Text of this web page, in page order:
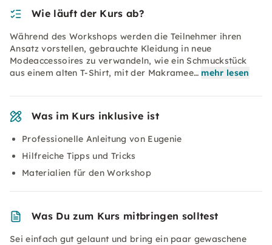
Wie läuft der Kurs ab?
Während des Workshops werden die Teilnehmer ihren
Ansatz vorstellen, gebrauchte Kleidung in neue
Modeaccessoires zu verwandeln, wie ein Schmuckstück
aus einem alten T-Shirt, mit der Makramee… mehr lesen
Was im Kurs inklusive ist
Professionelle Anleitung von Eugenie
Hilfreiche Tipps und Tricks
Materialien für den Workshop
Was Du zum Kurs mitbringen solltest
Sei einfach gut gelaunt und bring ein paar gewaschene